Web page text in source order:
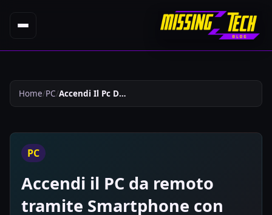
Home PC Accendi Il Pc Da Remoto Tramite Smartphone Con Tuya Wifi Switch Card 750
PC
Accendi il PC da remoto
tramite Smartphone con